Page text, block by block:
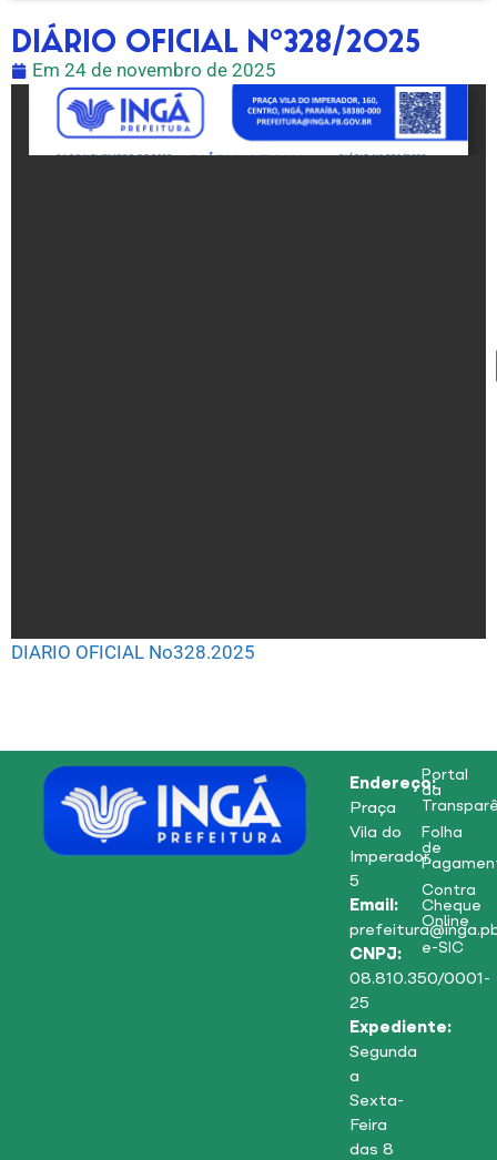
DIÁRIO OFICIAL Nº328/2025
Em 24 de novembro de 2025
DIARIO OFICIAL No328.2025
Endereço:
Praça
Vila do
Imperador,
5
Email:
CNPJ:
08.810.350/0001-
25
Expediente:
Segunda
a
Sexta-
Feira
das 8
Portal
da
Folha
de
Contra
Cheque
Online
e-SIC